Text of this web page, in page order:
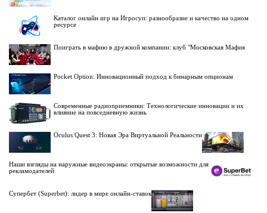
Каталог онлайн игр на Игросуп: разнообразие и качество на одном
ресурсе
Поиграть в мафию в дружной компании: клуб "Московская Мафия
Pocket Option: Инновационный подход к бинарным опционам
Современные радиоприемники: Технологические инновации и их
влияние на повседневную жизнь
Oculus Quest 3: Новая Эра Виртуальной Реальности
Наши взгляды на наружные видеоэкраны: открытые возможности для
рекламодателей
Супербет (Superbet): лидер в мире онлайн-ставок